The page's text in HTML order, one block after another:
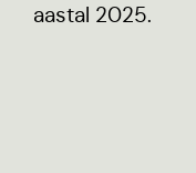
aastal 2025.